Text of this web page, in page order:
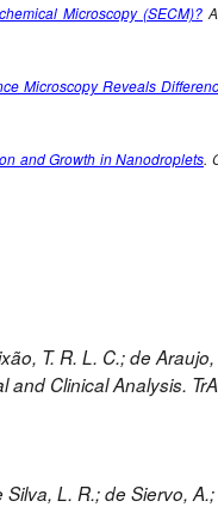
Microscopy (SECM)?
Microscopy Reveals
and Growth in Nanodroplets.
T. R. L. C.; de Araujo,
Clinical Analysis.
L. R.; de Siervo,